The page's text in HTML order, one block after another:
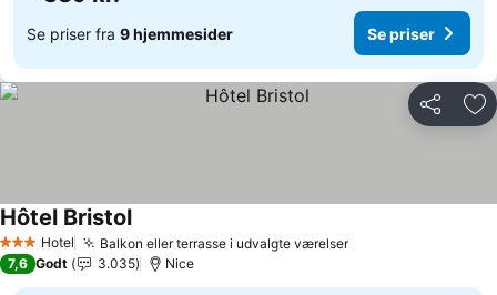
Se priser fra 9 hjemmesider Se priser
Del
3 StjernerHotel Balkon eller terrasse i udvalgte værelser
Hôtel Bristol
7,6 Godt 3.035 Nice